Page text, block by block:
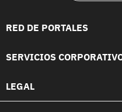
RED DE PORTALES
SERVICIOS
LEGAL